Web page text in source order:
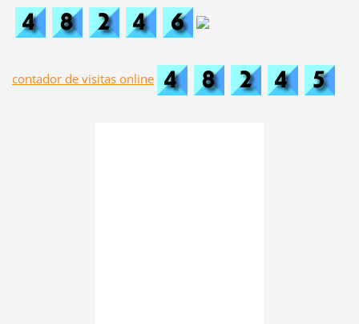
contador de visitas online